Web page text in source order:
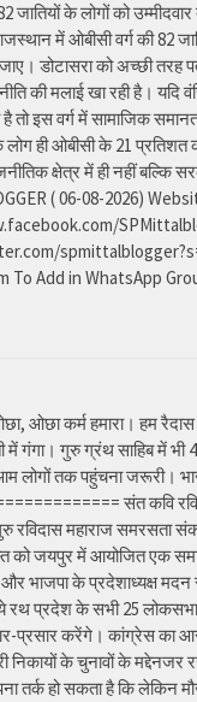
जातियों के लोगों को उम्मीदवार
में ओबीसी वर्ग की 82
जाए। डोटासरा को अच्छी तरह
की मलाई खा रही है। यदि
है तो इस वर्ग में सामाजिक
लोग ही ओबीसी के 21 प्रतिशत
क्षेत्र में ही नहीं बल्कि
( 06-08-2026)
Add in WhatsApp
ओछा कर्म हमारा। हम रैदास
में गंगा। गुरु ग्रंथ साहिब में भी
लोगों तक पहुंचना जरूरी।
संत कवि
रविदास महाराज समरसता
को जयपुर में आयोजित एक
भाजपा के प्रदेशाध्यक्ष
रथ प्रदेश के सभी 25 लोकसभा
प्रसार करेंगे। कांग्रेस का
निकायों के चुनावों के
तर्क हो सकता है कि लेकिन